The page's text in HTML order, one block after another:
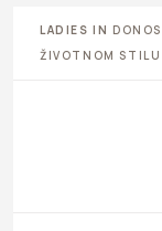
LADIES IN
ŽIVOTNOM STILU